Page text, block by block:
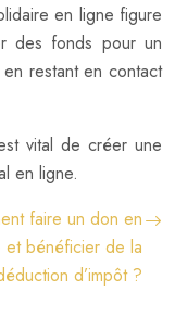
en ligne figure
des fonds pour un
restant en contact
vital de créer une
en ligne.
faire un don en
et bénéficier de la
d’impôt ?